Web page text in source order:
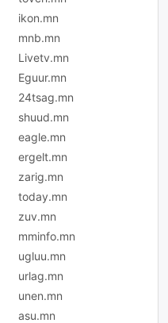
ikon.mn
mnb.mn
Livetv.mn
Eguur.mn
24tsag.mn
shuud.mn
eagle.mn
ergelt.mn
zarig.mn
today.mn
zuv.mn
mminfo.mn
ugluu.mn
urlag.mn
unen.mn
asu.mn